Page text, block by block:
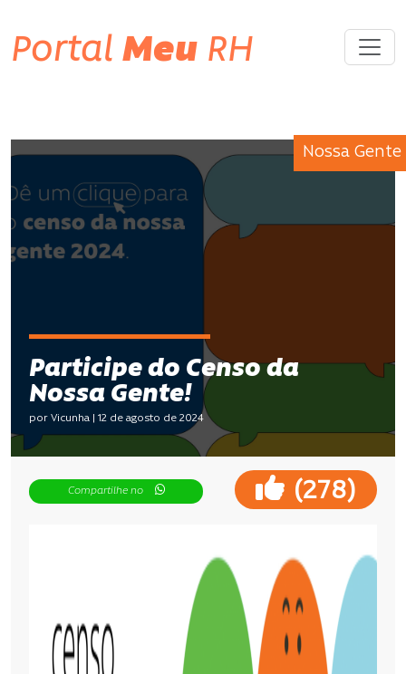
Portal Meu RH
Nossa Gente
Participe do Censo da
Nossa Gente!
por Vicunha | 12 de agosto de 2024
Compartilhe no (278)